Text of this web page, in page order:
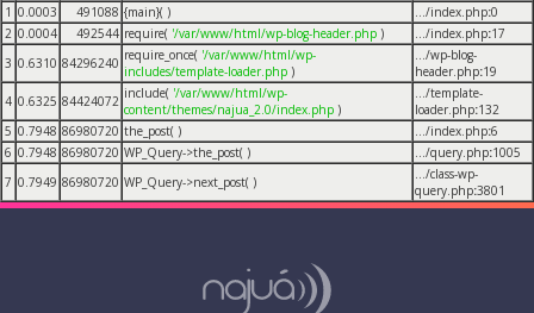
1 0.0003 491088 {main}( ) .../index.php:0
2 0.0004 492544 require( '/var/www/html/wp-blog-header.php ) .../index.php:17
3 0.6310 84296240 require_once( '/var/www/html/wp-
includes/template-loader.php )
.../wp-blog-
header.php:19
4 0.6325 84424072 include( '/var/www/html/wp-
content/themes/najua_2.0/index.php )
.../template-
loader.php:132
5 0.7948 86980720 the_post( ) .../index.php:6
6 0.7948 86980720 WP_Query->the_post( ) .../query.php:1005
7 0.7949 86980720 WP_Query->next_post( )
.../class-wp-
query.php:3801